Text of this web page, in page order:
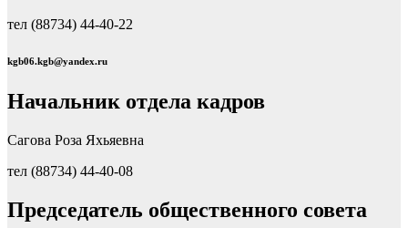
тел (88734) 44-40-22
kgb06.kgb@yandex.ru
Начальник отдела кадров
Сагова Роза Яхьяевна
тел (88734) 44-40-08
Председатель общественного совета